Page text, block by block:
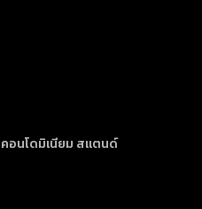
อนโดมิเนียม สแตนด์